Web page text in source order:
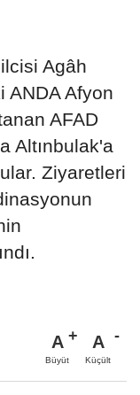
Agâh
ANDA Afyon
AFAD
Altınbulak'a
Ziyaretleri
A
Büyüt
A
Küçült